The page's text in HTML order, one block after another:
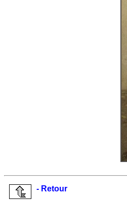
- Retour